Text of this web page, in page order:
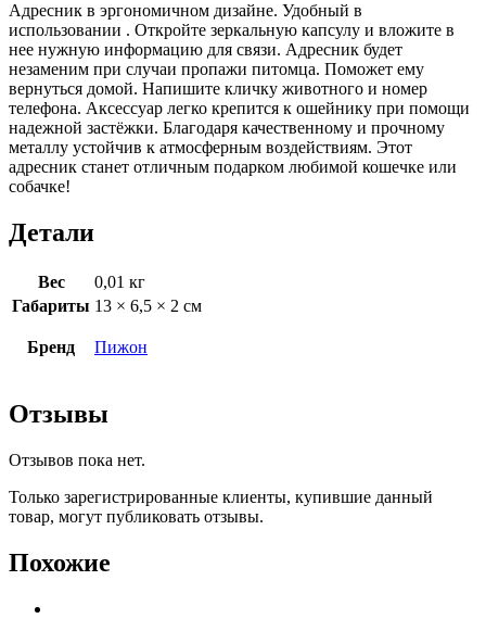
Адресник в эргономичном дизайне. Удобный в
использовании . Откройте зеркальную капсулу и вложите в
нее нужную информацию для связи. Адресник будет
незаменим при случаи пропажи питомца. Поможет ему
вернуться домой. Напишите кличку животного и номер
телефона. Аксессуар легко крепится к ошейнику при помощи
надежной застёжки. Благодаря качественному и прочному
металлу устойчив к атмосферным воздействиям. Этот
адресник станет отличным подарком любимой кошечке или
собачке!
Детали
Вес
0,01 кг
Габариты 13 × 6,5 × 2 см
Бренд Пижон
Отзывы
Отзывов пока нет.
Только зарегистрированные клиенты, купившие данный
товар, могут публиковать отзывы.
Похожие